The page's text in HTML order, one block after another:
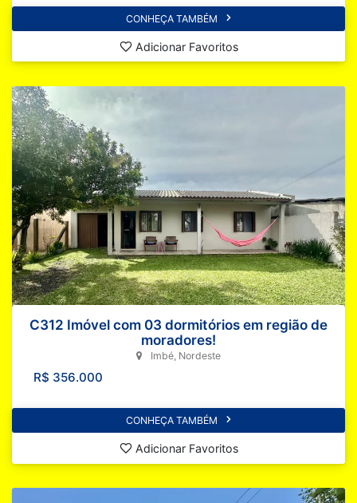
CONHEÇA TAMBÉM
Adicionar Favoritos
R$ 356.000
C312 Imóvel com 03 dormitórios em região de
moradores!
Imbé, Nordeste
CONHEÇA TAMBÉM
Adicionar Favoritos